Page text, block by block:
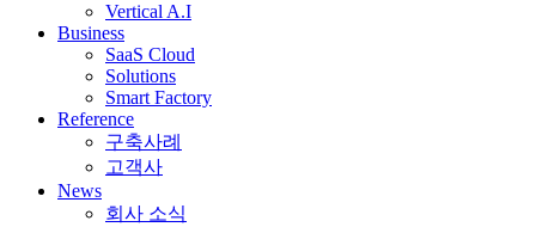
Vertical A.I
Business
SaaS Cloud
Solutions
Smart Factory
Reference
구축사례
고객사
News
회사 소식